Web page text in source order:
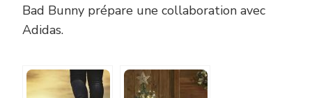
Bad Bunny prépare une collaboration avec
Adidas.